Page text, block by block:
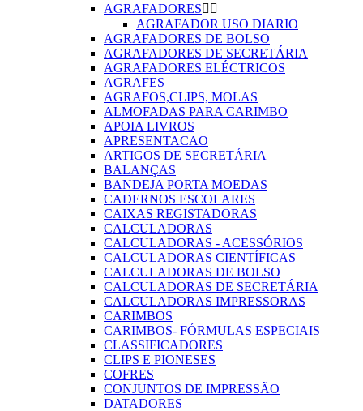
AGRAFADORES 
AGRAFADOR USO DIARIO
AGRAFADORES DE BOLSO
AGRAFADORES DE SECRETÁRIA
AGRAFADORES ELÉCTRICOS
AGRAFES
AGRAFOS,CLIPS, MOLAS
ALMOFADAS PARA CARIMBO
APOIA LIVROS
APRESENTACAO
ARTIGOS DE SECRETÁRIA
BALANÇAS
BANDEJA PORTA MOEDAS
CADERNOS ESCOLARES
CAIXAS REGISTADORAS
CALCULADORAS
CALCULADORAS - ACESSÓRIOS
CALCULADORAS CIENTÍFICAS
CALCULADORAS DE BOLSO
CALCULADORAS DE SECRETÁRIA
CALCULADORAS IMPRESSORAS
CARIMBOS
CARIMBOS- FÓRMULAS ESPECIAIS
CLASSIFICADORES
CLIPS E PIONESES
COFRES
CONJUNTOS DE IMPRESSÃO
DATADORES